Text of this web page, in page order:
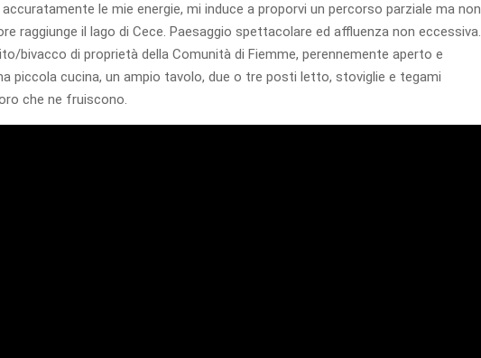
le mie energie, mi induce a proporvi un percorso parziale ma non
raggiunge il lago di Cece. Paesaggio spettacolare ed affluenza non eccessiva.
bivacco di proprietà della Comunità di Fiemme, perennemente aperto e
piccola cucina, un ampio tavolo, due o tre posti letto, stoviglie e tegami
che ne fruiscono.